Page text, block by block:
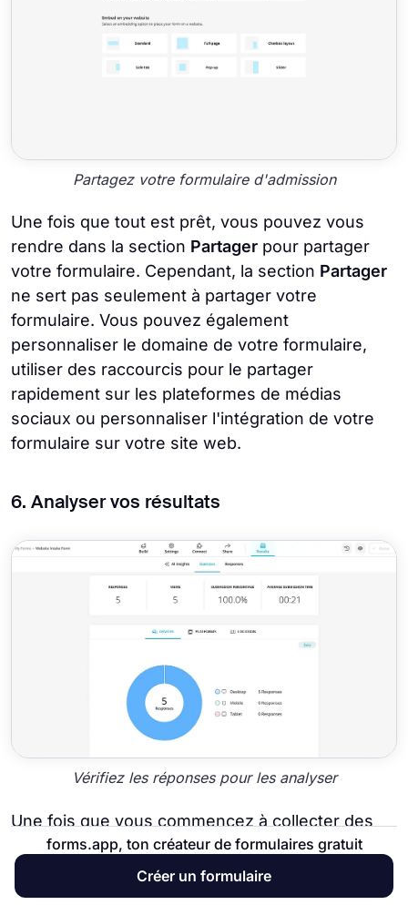
Partagez votre formulaire d'admission
Une fois que tout est prêt, vous pouvez vous
rendre dans la section Partager pour partager
votre formulaire. Cependant, la section Partager
ne sert pas seulement à partager votre
formulaire. Vous pouvez également
personnaliser le domaine de votre formulaire,
utiliser des raccourcis pour le partager
rapidement sur les plateformes de médias
sociaux ou personnaliser l'intégration de votre
formulaire sur votre site web.
6. Analyser vos résultats
Vérifiez les réponses pour les analyser
Une fois que vous commencez à collecter des
informations auprès de vos clients potentiels,
vous pouvez vous rendre dans la section
Résultatspour consulter les données globales
forms.app, ton créateur de formulaires gratuit
Créer un formulaire